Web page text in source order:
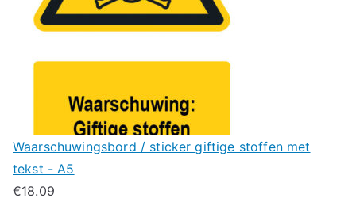
Waarschuwingsbord / sticker giftige stoffen met
tekst - A5
€18.09